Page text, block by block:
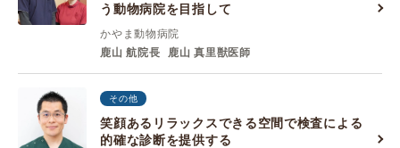
う動物病院を目指して
かやま動物病院
鹿山 航院長
鹿山 真里獣医師
その他
笑顔あるリラックスできる空間で検査による
的確な診断を提供する